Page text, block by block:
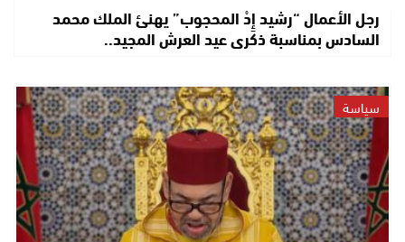
رجل الأعمال “رشيد إِدْ المحجوب” يهنئ الملك محمد
السادس بمناسبة ذكرى عيد العرش المجيد..
سياسة